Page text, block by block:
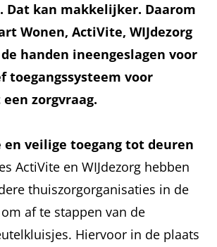
Dat kan makkelijker. Daarom
Wonen, ActiVite, WIJdezorg
handen ineengeslagen voor
toegangssysteem voor
zorgvraag.
veilige toegang tot deuren
ActiVite en WIJdezorg hebben
thuiszorgorganisaties in de
af te stappen van de
Hiervoor in de plaats